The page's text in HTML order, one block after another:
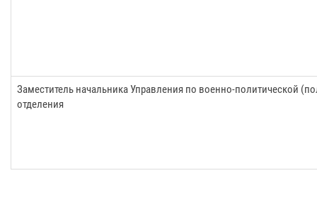
Заместитель начальника Управления по военно-политической
отделения